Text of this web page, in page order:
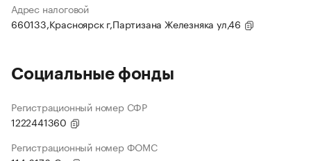
Адрес налоговой
660133,Красноярск г,Партизана Железняка ул,46
Социальные фонды
Регистрационный номер СФР
1222441360
Регистрационный номер ФОМС